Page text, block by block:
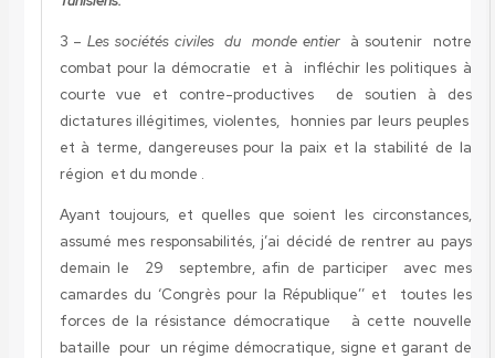
3 –Les sociétés civiles du monde entier à soutenir notre
combat pour la démocratie et à infléchir les politiques à
courte vue et contre-productives de soutien à des
dictatures illégitimes, violentes, honnies par leurs peuples
et à terme, dangereuses pour la paix et la stabilité de la
région et du monde .
Ayant toujours, et quelles que soient les circonstances,
assumé mes responsabilités, j’ai décidé de rentrer au pays
demain le 29 septembre, afin de participer avec mes
camardes du ‘Congrès pour la République’’ et toutes les
forces de la résistance démocratique à cette nouvelle
bataille pour un régime démocratique, signe et garant de